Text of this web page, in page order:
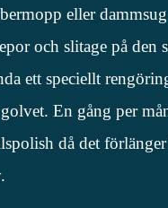
eller
och slitage på den
ett speciellt
En gång per
då det